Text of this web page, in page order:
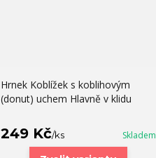
Hrnek Koblížek s koblihovým
(donut) uchem Hlavně v klidu
249 Kč/ks Skladem